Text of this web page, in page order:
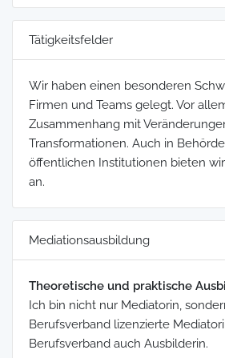
Tätigkeitsfelder
Wir haben einen besonderen
Firmen und Teams gelegt. Vor
Zusammenhang mit
Transformationen. Auch in
öffentlichen Institutionen bieten
an.
Mediationsausbildung
Theoretische und praktische
Ich bin nicht nur Mediatorin,
Berufsverband lizenzierte
Berufsverband auch Ausbilderin.